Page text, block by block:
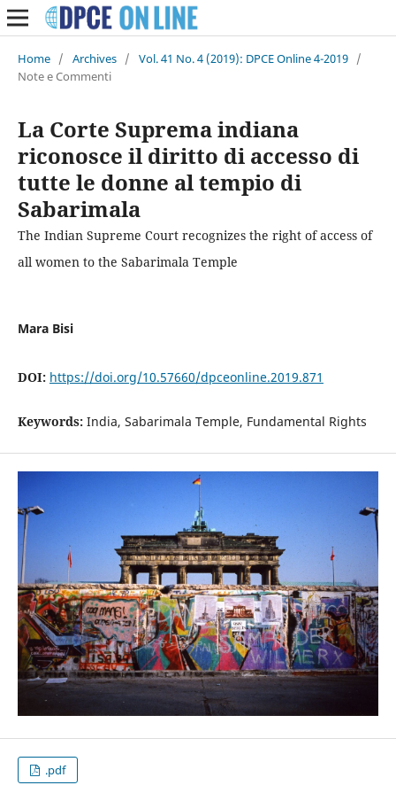
Home / Archives / Vol. 41 No. 4 (2019): DPCE Online 4-2019 /
Note e Commenti
La Corte Suprema indiana
riconosce il diritto di accesso di
tutte le donne al tempio di
Sabarimala
The Indian Supreme Court recognizes the right of access of
all women to the Sabarimala Temple
Mara Bisi
DOI: https://doi.org/10.57660/dpceonline.2019.871
Keywords: India, Sabarimala Temple, Fundamental Rights
.pdf